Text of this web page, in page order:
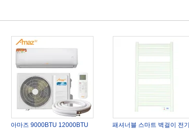
아마즈 9000BTU 12000BTU
패셔너블 스마트 벽걸이 전기